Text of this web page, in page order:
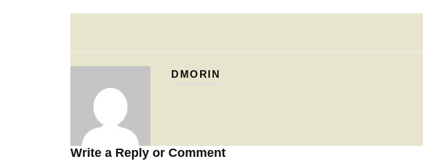
DMORIN
Write a Reply or Comment